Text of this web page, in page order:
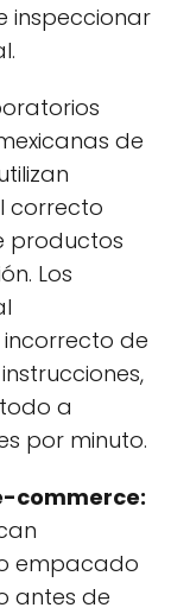
inspeccionar
de
correcto
productos
Los
incorrecto de
a
por minuto.
commerce:
empacado
antes de